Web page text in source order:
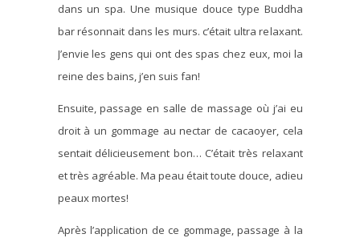
dans un spa. Une musique douce type Buddha
bar résonnait dans les murs. c’était ultra relaxant.
J’envie les gens qui ont des spas chez eux, moi la
reine des bains, j’en suis fan!
Ensuite, passage en salle de massage où j’ai eu
droit à un gommage au nectar de cacaoyer, cela
sentait délicieusement bon… C’était très relaxant
et très agréable. Ma peau était toute douce, adieu
peaux mortes!
Après l’application de ce gommage, passage à la